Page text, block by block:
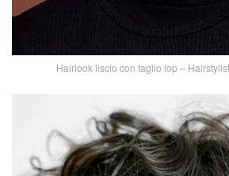
Hairlook liscio con taglio lop –